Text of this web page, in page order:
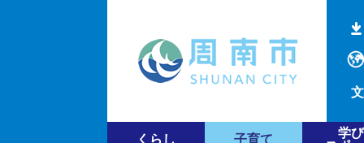
くらし
子育て
学び